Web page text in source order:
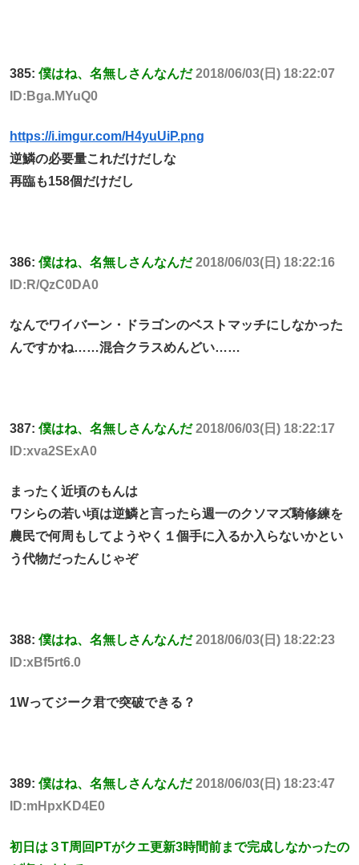
385: 僕はね、名無しさんなんだ 2018/06/03(日) 18:22:07
ID:Bga.MYuQ0
https://i.imgur.com/H4yuUiP.png
逆鱗の必要量これだけだしな
再臨も158個だけだし
386: 僕はね、名無しさんなんだ 2018/06/03(日) 18:22:16
ID:R/QzC0DA0
なんでワイバーン・ドラゴンのベストマッチにしなかった
んですかね……混合クラスめんどい……
387: 僕はね、名無しさんなんだ 2018/06/03(日) 18:22:17
ID:xva2SExA0
まったく近頃のもんは
ワシらの若い頃は逆鱗と言ったら週一のクソマズ騎修練を
農民で何周もしてようやく１個手に入るか入らないかとい
う代物だったんじゃぞ
388: 僕はね、名無しさんなんだ 2018/06/03(日) 18:22:23
ID:xBf5rt6.0
1Wってジーク君で突破できる？
389: 僕はね、名無しさんなんだ 2018/06/03(日) 18:23:47
ID:mHpxKD4E0
初日は３T周回PTがクエ更新3時間前まで完成しなかったの